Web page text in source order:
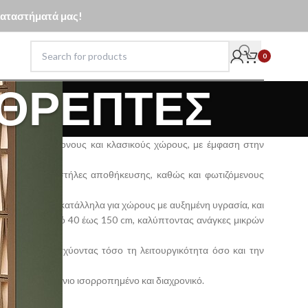
μας!
0
για σύγχρονους και κλασικούς χώρους, με έμφαση στην
νιπτήρα, στήλες αποθήκευσης, καθώς και φωτιζόμενους
ή λάκα, κατάλληλα για χώρους με αυξημένη υγρασία, και
σε μήκος από 40 έως 150 cm, καλύπτοντας ανάγκες μικρών
ενισχύοντας τόσο τη λειτουργικότητα όσο και την
ένα μπάνιο ισορροπημένο και διαχρονικό.